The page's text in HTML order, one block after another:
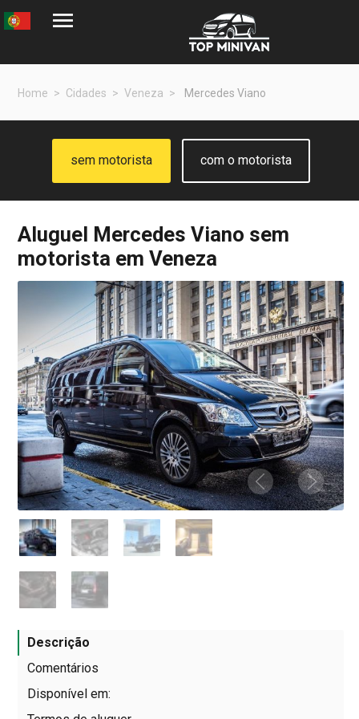
Home Cidades Veneza Mercedes Viano
sem motorista com o motorista
Aluguel Mercedes Viano sem
motorista em Veneza
Descrição
Comentários
Disponível em: